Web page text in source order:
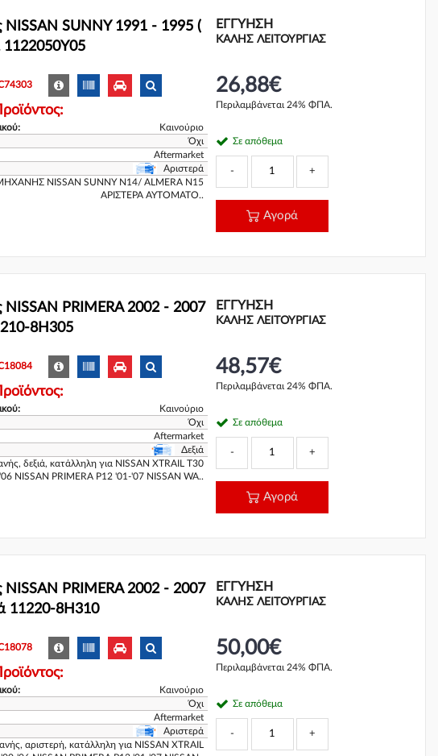
SUNNY 1991 - 1995 (
1122050Y05
Καινούριο
Όχι
Aftermarket
Αριστερά
NISSAN SUNNY N14/ ALMERA N15
ΑΡΙΣΤΕΡΑ ΑΥΤΟΜΑΤΟ..
ΕΓΓΎΗΣΗ
ΚΑΛΗΣ ΛΕΙΤΟΥΡΓΙΑΣ
26,88€
Περιλαμβάνεται 24% ΦΠΑ.
Σε απόθεμα
- +
Αγορά
PRIMERA 2002 - 2007
8H305
Καινούριο
Όχι
Aftermarket
Δεξιά
δεξιά, κατάλληλη για NISSAN XTRAIL T30
NISSAN PRIMERA P12 '01-'07 NISSAN WA..
ΕΓΓΎΗΣΗ
ΚΑΛΗΣ ΛΕΙΤΟΥΡΓΙΑΣ
48,57€
Περιλαμβάνεται 24% ΦΠΑ.
Σε απόθεμα
- +
Αγορά
PRIMERA 2002 - 2007
11220-8H310
Καινούριο
Όχι
Aftermarket
Αριστερά
αριστερή, κατάλληλη για NISSAN XTRAIL
ΕΓΓΎΗΣΗ
ΚΑΛΗΣ ΛΕΙΤΟΥΡΓΙΑΣ
50,00€
Περιλαμβάνεται 24% ΦΠΑ.
Σε απόθεμα
- +